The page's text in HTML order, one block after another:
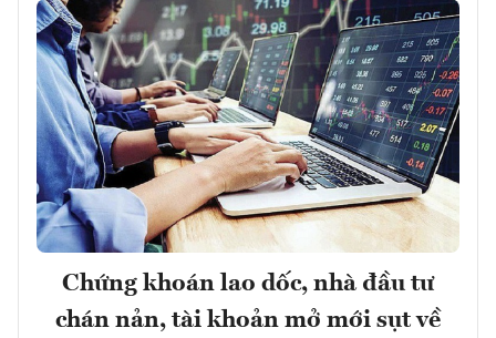
Chứng khoán lao dốc, nhà đầu tư
chán nản, tài khoản mở mới sụt về